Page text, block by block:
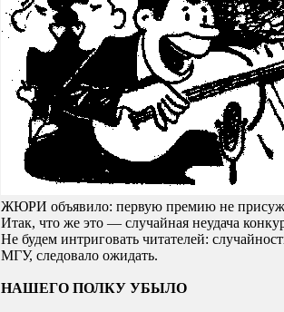
ЖЮРИ объявило: первую премию не
Итак, что же это — случайная неудача
Не будем интриговать читателей:
МГУ, следовало ожидать.
НАШЕГО ПОЛКУ УБЫЛО